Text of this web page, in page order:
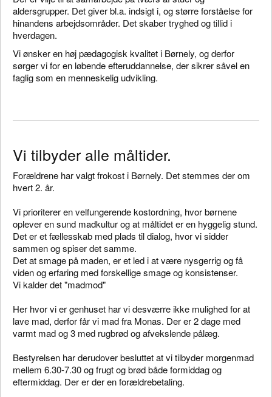
aldersgrupper. Det giver bl.a. indsigt i, og større forståelse for
hinandens arbejdsområder. Det skaber tryghed og tillid i
hverdagen.
Vi ønsker en høj pædagogisk kvalitet i Børnely, og derfor
sørger vi for en løbende efteruddannelse, der sikrer såvel en
faglig som en menneskelig udvikling.
Vi tilbyder alle måltider.
Forældrene har valgt frokost i Børnely. Det stemmes der om
hvert 2. år.
Vi prioriterer en velfungerende kostordning, hvor børnene
oplever en sund madkultur og at måltidet er en hyggelig stund.
Det er et fællesskab med plads til dialog, hvor vi sidder
sammen og spiser det samme.
Det at smage på maden, er et led i at være nysgerrig og få
viden og erfaring med forskellige smage og konsistenser.
Vi kalder det "madmod"
Her hvor vi er genhuset har vi desværre ikke mulighed for at
lave mad, derfor får vi mad fra Monas. Der er 2 dage med
varmt mad og 3 med rugbrød og afvekslende pålæg.
Bestyrelsen har derudover besluttet at vi tilbyder morgenmad
mellem 6.30-7.30 og frugt og brød både formiddag og
eftermiddag. Der er der en forældrebetaling.